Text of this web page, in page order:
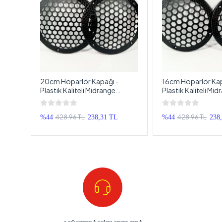
20cm Hoparlör Kapağı -
Plastik Kaliteli Midrange
Hoparlör Kapak 20cm - 2
Adet
%44 428,96 TL 238,31 TL
16cm Hoparlör
Plastik Kaliteli
Hoparlör Kapak
%44 428,96 TL